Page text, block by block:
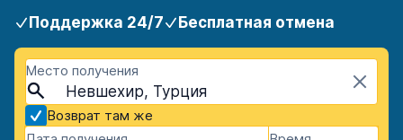
Поддержка 24/7 Бесплатная отмена
Место получения
Невшехир, Турция
Возврат там же